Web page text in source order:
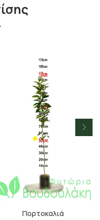
Πορτοκαλιά